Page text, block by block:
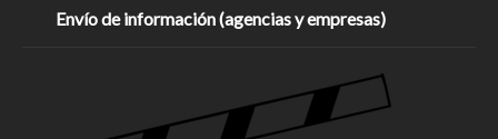
Envío de información (agencias y empresas)